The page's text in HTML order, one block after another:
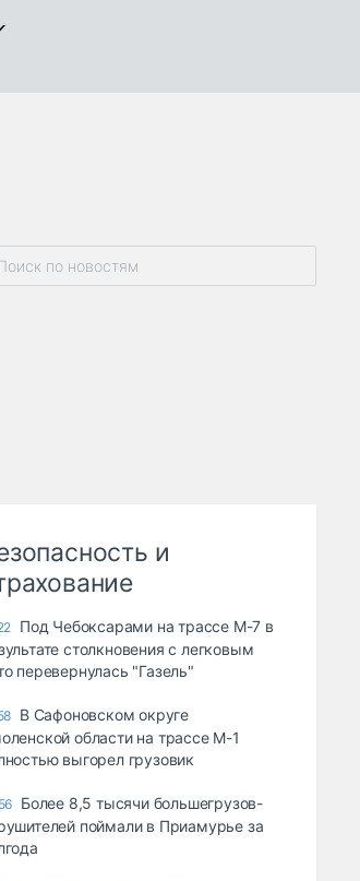
и
Под Чебоксарами на трассе М-7 в
столкновения с легковым
перевернулась "Газель"
В Сафоновском округе
области на трассе М-1
выгорел грузовик
Более 8,5 тысячи большегрузов-
поймали в Приамурье за